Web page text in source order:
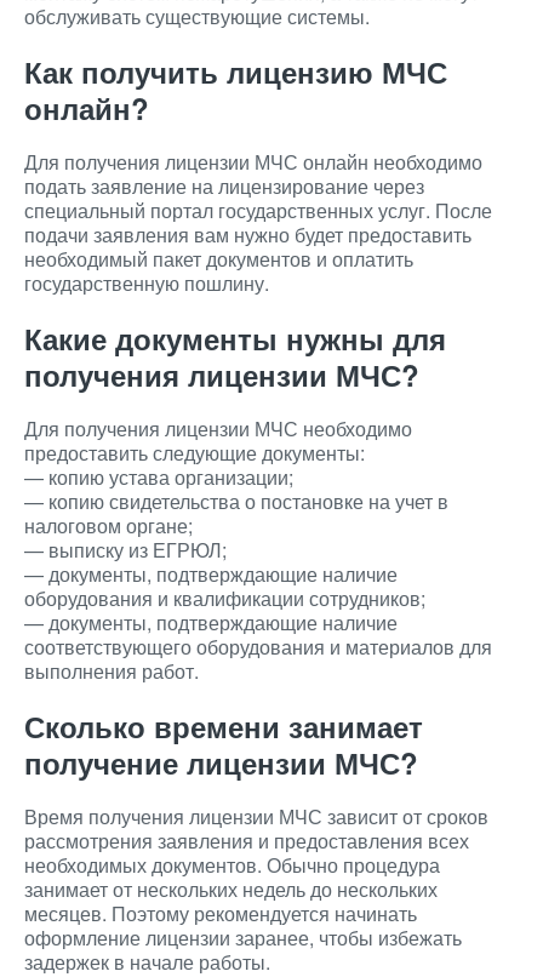
обслуживать существующие системы.
Как получить лицензию МЧС
онлайн?
Для получения лицензии МЧС онлайн необходимо
подать заявление на лицензирование через
специальный портал государственных услуг. После
подачи заявления вам нужно будет предоставить
необходимый пакет документов и оплатить
государственную пошлину.
Какие документы нужны для
получения лицензии МЧС?
Для получения лицензии МЧС необходимо
предоставить следующие документы:
— копию устава организации;
— копию свидетельства о постановке на учет в
налоговом органе;
— выписку из ЕГРЮЛ;
— документы, подтверждающие наличие
оборудования и квалификации сотрудников;
— документы, подтверждающие наличие
соответствующего оборудования и материалов для
выполнения работ.
Сколько времени занимает
получение лицензии МЧС?
Время получения лицензии МЧС зависит от сроков
рассмотрения заявления и предоставления всех
необходимых документов. Обычно процедура
занимает от нескольких недель до нескольких
месяцев. Поэтому рекомендуется начинать
оформление лицензии заранее, чтобы избежать
задержек в начале работы.